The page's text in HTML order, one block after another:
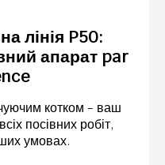
лінія P50:
апарат par
котком - ваш
посівних робіт,
умовах.